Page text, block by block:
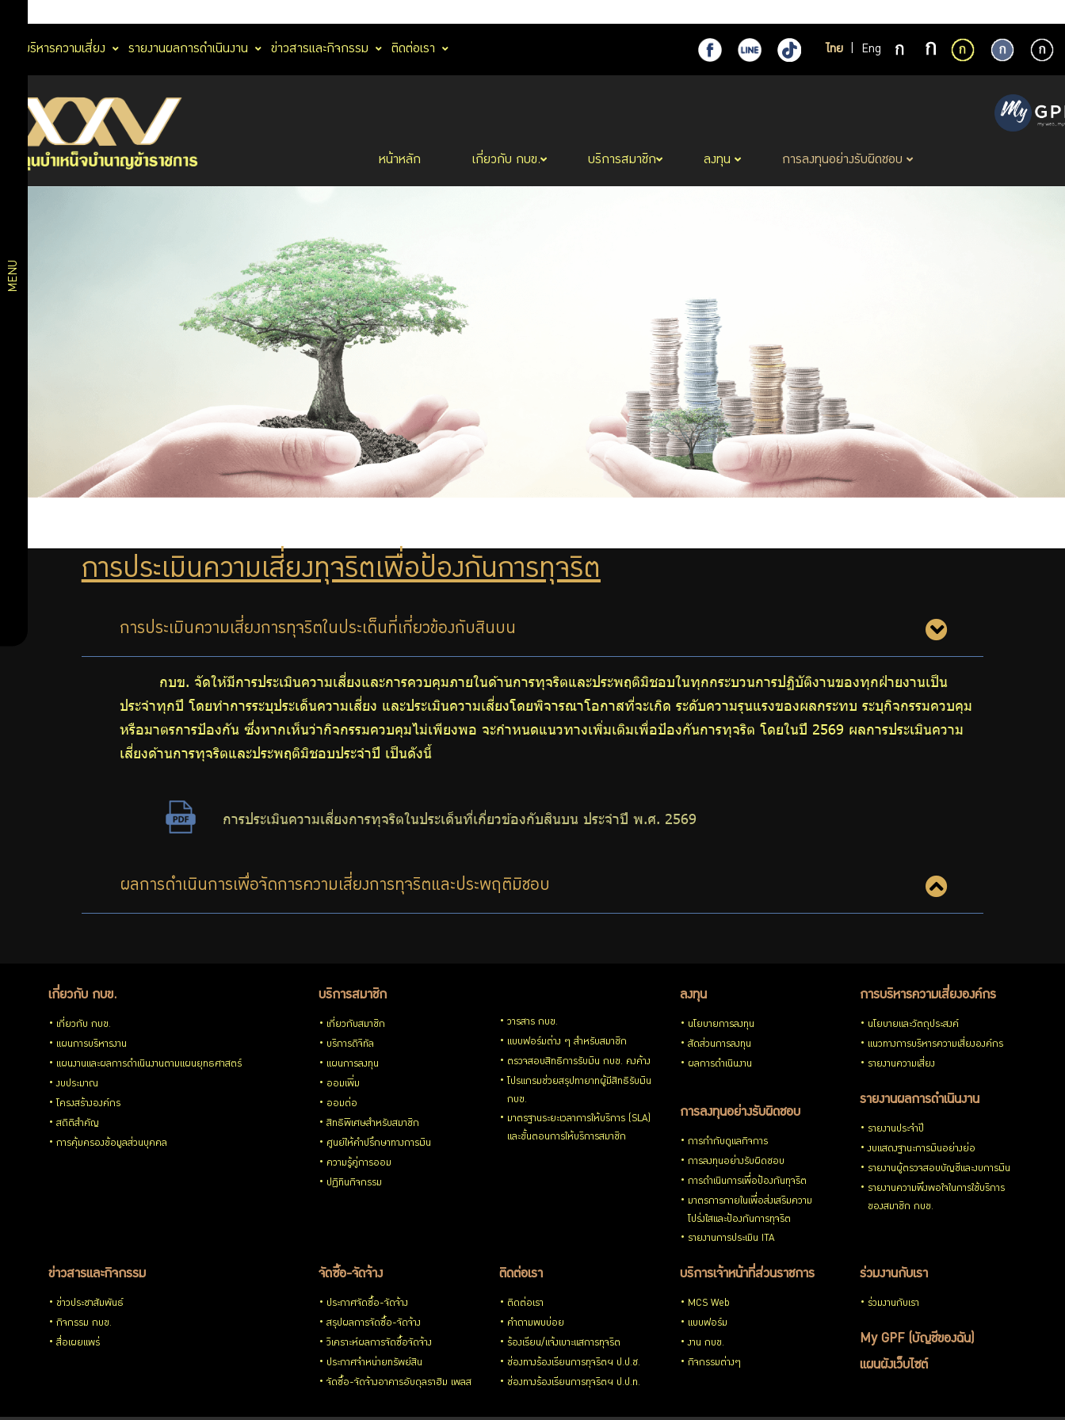
ไทย Eng
การบริหารความเสี่ยง รายงานผลการดำเนินงาน ข่าวสารและกิจกรรม ติดต่อเรา
หน้าหลัก เกี่ยวกับ กบข. บริการสมาชิก ลงทุน การลงทุนอย่างรับผิดชอบ
MENU
การ
กำกับ
ผิด
การ
การ
มาตรการ
ความ
โปร่งใส
และ
Policy
นโยบาย
ต่อต้าน
ป้องกัน
การ
การ
การประเมินความเสี่ยงทุจริตเพื่อป้องกันการทุจริต
การประเมินความเสี่ยงการทุจริตในประเด็นที่เกี่ยวข้องกับสินบน
กบข. จัดให้มีการประเมินความเสี่ยงและการควบคุมภายในด้านการทุจริตและประพฤติมิชอบในทุกกระบวนการปฏิบัติงานของทุกฝ่ายงานเป็น
ประจำทุกปี โดยทำการระบุประเด็นความเสี่ยง และประเมินความเสี่ยงโดยพิจารณาโอกาสที่จะเกิด ระดับความรุนแรงของผลกระทบ ระบุกิจกรรมควบคุม
หรือมาตรการป้องกัน ซึ่งหากเห็นว่ากิจกรรมควบคุมไม่เพียงพอ จะกำหนดแนวทางเพิ่มเติมเพื่อป้องกันการทุจริต โดยในปี 2569 ผลการประเมินความ
เสี่ยงด้านการทุจริตและประพฤติมิชอบประจำปี เป็นดังนี้
การประเมินความเสี่ยงการทุจริตในประเด็นที่เกี่ยวข้องกับสินบน ประจำปี พ.ศ. 2569
ผลการดำเนินการเพื่อจัดการความเสี่ยงการทุจริตและประพฤติมิชอบ
เกี่ยวกับ กบข.
เกี่ยวกับ กบข.
แผนการบริหารงาน
แผนงานและผลการดำเนินงานตามแผนยุทธศาสตร์
งบประมาณ
โครงสร้างองค์กร
สถิติสำคัญ
การคุ้มครองข้อมูลส่วนบุคคล
บริการสมาชิก
เกี่ยวกับสมาชิก
บริการดิจิทัล
แผนการลงทุน
ออมเพิ่ม
ออมต่อ
สิทธิพิเศษสำหรับสมาชิก
ศูนย์ให้คำปรึกษาทางการเงิน
ความรู้คู่การออม
ปฏิทินกิจกรรม
วารสาร กบข.
แบบฟอร์มต่าง ๆ สำหรับสมาชิก
ตรวจสอบสิทธิการรับเงิน กบข. คงค้าง
โปรแกรมช่วยสรุปทายาทผู้มีสิทธิรับเงิน
กบข.
มาตรฐานระยะเวลาการให้บริการ (SLA)
และขั้นตอนการให้บริการสมาชิก
ลงทุน
นโยบายการลงทุน
สัดส่วนการลงทุน
ผลการดำเนินงาน
การลงทุนอย่างรับผิดชอบ
การกำกับดูแลกิจการ
การลงทุนอย่างรับผิดชอบ
การดำเนินการเพื่อป้องกันทุจริต
มาตรการภายในเพื่อส่งเสริมความ
โปร่งใสและป้องกันการทุจริต
รายงานการประเมิน ITA
การบริหารความเสี่ยงองค์กร
นโยบายและวัตถุประสงค์
แนวทางการบริหารความเสี่ยงองค์กร
รายงานความเสี่ยง
รายงานผลการดำเนินงาน
รายงานประจำปี
งบแสดงฐานะการเงินอย่างย่อ
รายงานผู้ตรวจสอบบัญชีและงบการเงิน
รายงานความพึงพอใจในการใช้บริการ
ของสมาชิก กบข.
ข่าวสารและกิจกรรม
ข่าวประชาสัมพันธ์
กิจกรรม กบข.
สื่อเผยแพร่
จัดซื้อ-จัดจ้าง
ประกาศจัดซื้อ-จัดจ้าง
สรุปผลการจัดซื้อ-จัดจ้าง
วิเคราะห์ผลการจัดซื้อจัดจ้าง
ประกาศจำหน่ายทรัพย์สิน
จัดซื้อ-จัดจ้างอาคารอับดุลราฮิม เพลส
ติดต่อเรา
ติดต่อเรา
คำถามพบบ่อย
ร้องเรียน/แจ้งเบาะแสการทุจริต
ช่องทางร้องเรียนการทุจริตฯ ป.ป.ช.
ช่องทางร้องเรียนการทุจริตฯ ป.ป.ท.
บริการเจ้าหน้าที่ส่วนราชการ
MCS Web
แบบฟอร์ม
งาน กบข.
กิจกรรมต่างๆ
ร่วมงานกับเรา
ร่วมงานกับเรา
My GPF (บัญชีของฉัน)
แผนผังเว็บไซต์